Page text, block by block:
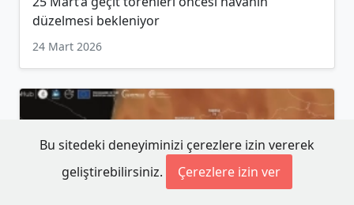
düzelmesi bekleniyor
24 Mart 2026
Bu sitedeki deneyiminizi çerezlere izin vererek
geliştirebilirsiniz.
Çerezlere izin ver